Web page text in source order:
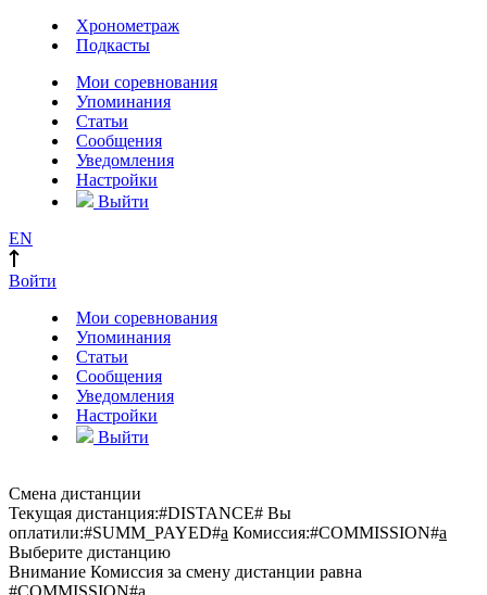
Хронометраж
Подкасты
Мои соревнования
Упоминания
Статьи
Сообщения
Уведомления
Настройки
Выйти
EN
Войти
Мои соревнования
Упоминания
Статьи
Сообщения
Уведомления
Настройки
Выйти
Смена дистанции
Текущая дистанция:#DISTANCE# Вы
оплатили:#SUMM_PAYED#a Комиссия:#COMMISSION#a
Выберите дистанцию
Внимание Комиссия за смену дистанции равна